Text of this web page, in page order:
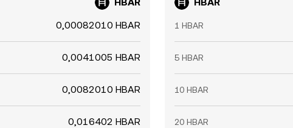
0,00082010 HBAR
0,0041005 HBAR
0,0082010 HBAR
0,016402 HBAR
1 HBAR
5 HBAR
10 HBAR
20 HBAR